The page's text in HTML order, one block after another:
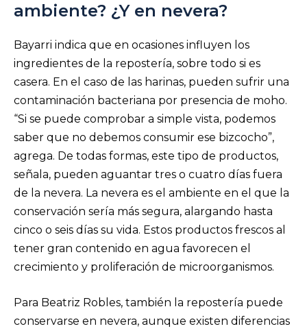
ambiente? ¿Y en nevera?
Bayarri indica que en ocasiones influyen los
ingredientes de la repostería, sobre todo si es
casera. En el caso de las harinas, pueden sufrir una
contaminación bacteriana por presencia de moho.
“Si se puede comprobar a simple vista, podemos
saber que no debemos consumir ese bizcocho”,
agrega. De todas formas, este tipo de productos,
señala, pueden aguantar tres o cuatro días fuera
de la nevera. La nevera es el ambiente en el que la
conservación sería más segura, alargando hasta
cinco o seis días su vida. Estos productos frescos al
tener gran contenido en agua favorecen el
crecimiento y proliferación de microorganismos.
Para Beatriz Robles, también la repostería puede
conservarse en nevera, aunque existen diferencias